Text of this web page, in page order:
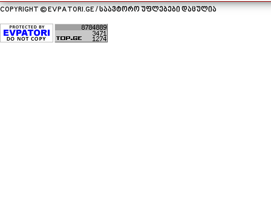
COPYRIGHT © EVPATORI.GE / საავტორო უფლებები დაცულია